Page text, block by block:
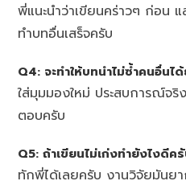
พี่แนะนำว่าเขียนคร่าวๆ ก่อน
ทำบทอื่นเสร็จครับ
Q4: จะทำให้บทนำไม่ซ้ำคนอื่นไ
ใส่มุมมองใหม่ ประสบการณ์จริ
ตอบครับ
Q5: ถ้าเขียนไม่เก่งทำยังไงดีค
ทักพี่ได้เลยครับ งานวิจัยมันย